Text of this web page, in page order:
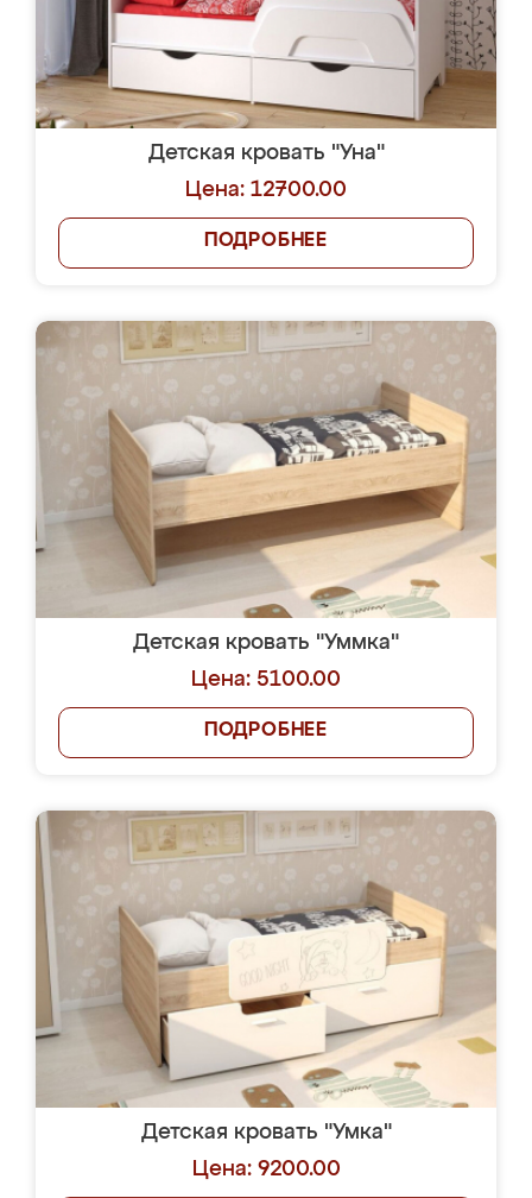
Детская кровать "Уна"
Цена: 12700.00
ПОДРОБНЕЕ
Детская кровать "Уммка"
Цена: 5100.00
ПОДРОБНЕЕ
Детская кровать "Умка"
Цена: 9200.00